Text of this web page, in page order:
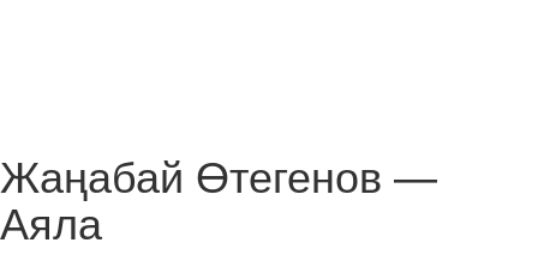
Жаңабай Өтегенов —
Аяла